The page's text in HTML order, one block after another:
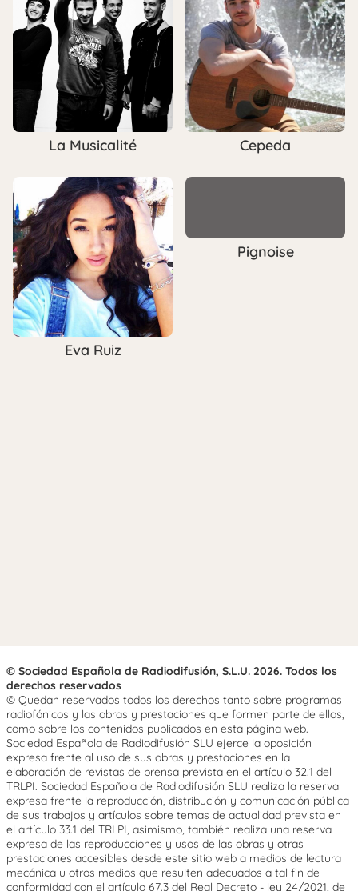
La Musicalité Cepeda
Eva Ruiz
Pignoise
© Sociedad Española de Radiodifusión, S.L.U. 2026. Todos los
derechos reservados
© Quedan reservados todos los derechos tanto sobre programas
radiofónicos y las obras y prestaciones que formen parte de ellos,
como sobre los contenidos publicados en esta página web.
Sociedad Española de Radiodifusión SLU ejerce la oposición
expresa frente al uso de sus obras y prestaciones en la
elaboración de revistas de prensa prevista en el artículo 32.1 del
TRLPI. Sociedad Española de Radiodifusión SLU realiza la reserva
expresa frente la reproducción, distribución y comunicación pública
de sus trabajos y artículos sobre temas de actualidad prevista en
el artículo 33.1 del TRLPI, asimismo, también realiza una reserva
expresa de las reproducciones y usos de las obras y otras
prestaciones accesibles desde este sitio web a medios de lectura
mecánica u otros medios que resulten adecuados a tal fin de
conformidad con el artículo 67.3 del Real Decreto - ley 24/2021, de